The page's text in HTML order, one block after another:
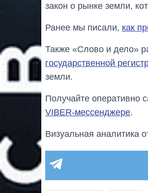
закон о рынке земли,
Ранее мы писали, как
Также «Слово и дело»
государственной
земли.
Получайте оперативно
VIBER-мессенджере.
Визуальная аналитика